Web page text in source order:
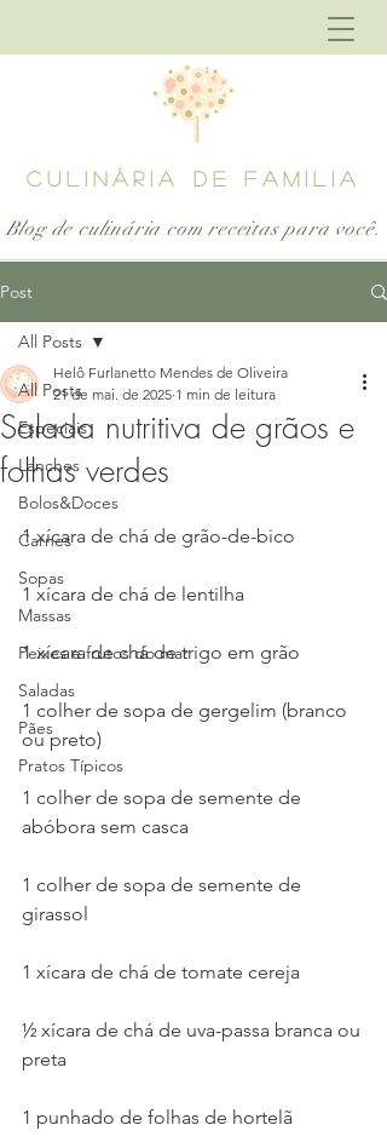
CULINÁRIA DE FAMILIA
Blog de culinária com receitas para você.
Post
All Posts
Especiais
Lanches
Bolos&Doces
Carnes
Sopas
Massas
Peixes e frutos do mar
Saladas
Pães
Pratos Típicos
All Posts
Salada nutritiva de grãos e
folhas verdes
Helô Furlanetto Mendes de Oliveira
21 de mai. de 2025 1 min de leitura
1 xícara de chá de grão-de-bico
1 xícara de chá de lentilha
1 xícara de chá de trigo em grão
1 colher de sopa de gergelim (branco
ou preto)
1 colher de sopa de semente de
abóbora sem casca
1 colher de sopa de semente de
girassol
1 xícara de chá de tomate cereja
½ xícara de chá de uva-passa branca ou
preta
1 punhado de folhas de hortelã